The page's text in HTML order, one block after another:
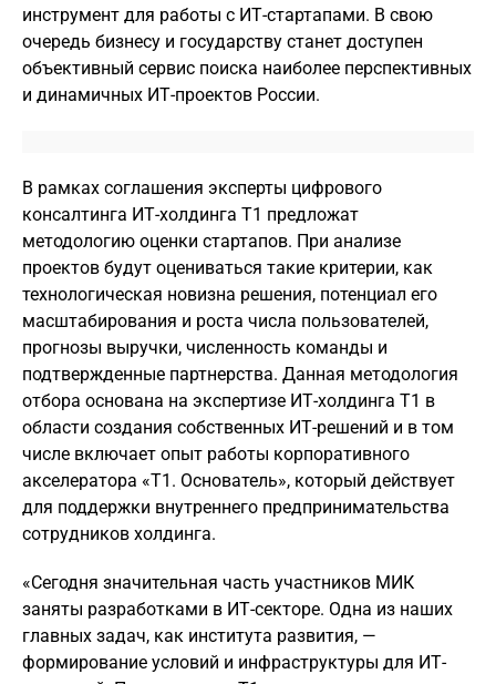
инструмент для работы с ИТ-стартапами. В свою
очередь бизнесу и государству станет доступен
объективный сервис поиска наиболее перспективных
и динамичных ИТ-проектов России.
В рамках соглашения эксперты цифрового
консалтинга ИТ-холдинга Т1 предложат
методологию оценки стартапов. При анализе
проектов будут оцениваться такие критерии, как
технологическая новизна решения, потенциал его
масштабирования и роста числа пользователей,
прогнозы выручки, численность команды и
подтвержденные партнерства. Данная методология
отбора основана на экспертизе ИТ-холдинга Т1 в
области создания собственных ИТ-решений и в том
числе включает опыт работы корпоративного
акселератора «Т1. Основатель», который действует
для поддержки внутреннего предпринимательства
сотрудников холдинга.
«Сегодня значительная часть участников МИК
заняты разработками в ИТ-секторе. Одна из наших
главных задач, как института развития, —
формирование условий и инфраструктуры для ИТ-